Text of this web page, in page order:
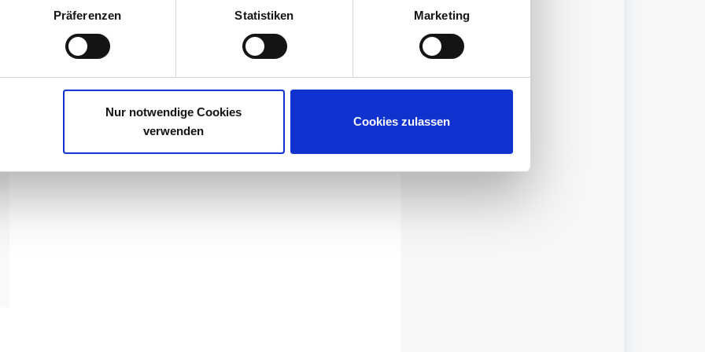
Präferenzen Statistiken Marketing
Nur notwendige Cookies
verwenden
Cookies zulassen
eine AU vorgelegt werden muss, kann auch dezentral pro
eingestellt werden.